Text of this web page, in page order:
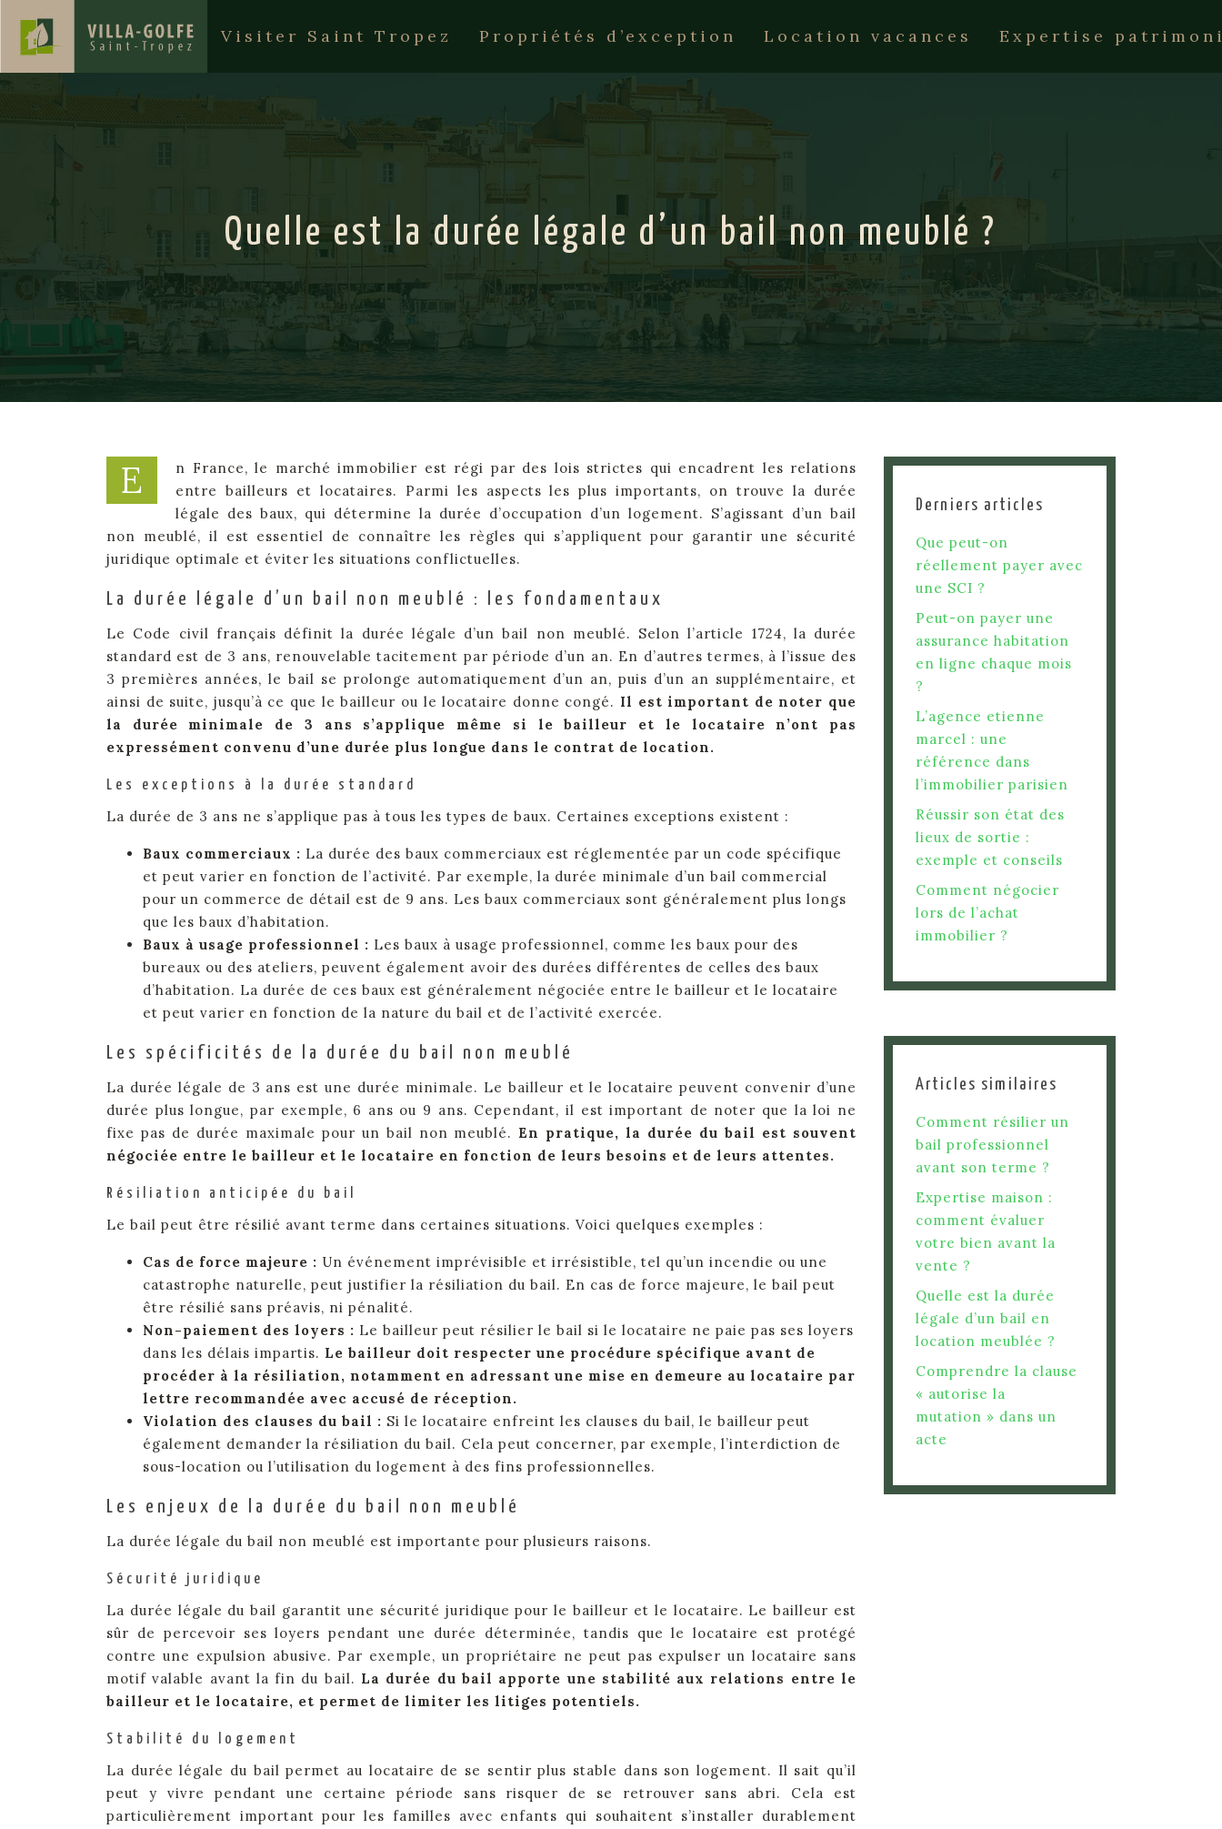
Visiter Saint Tropez Propriétés d’exception Location vacances Expertise
Quelle est la durée légale d’un bail non meublé ?
E
n France, le marché immobilier est régi par des lois strictes qui encadrent les relations
entre bailleurs et locataires. Parmi les aspects les plus importants, on trouve la durée
légale des baux, qui détermine la durée d’occupation d’un logement. S’agissant d’un bail
non meublé, il est essentiel de connaître les règles qui s’appliquent pour garantir une sécurité
juridique optimale et éviter les situations conflictuelles.
La durée légale d’un bail non meublé : les fondamentaux
Le Code civil français définit la durée légale d’un bail non meublé. Selon l’article 1724, la durée
standard est de 3 ans, renouvelable tacitement par période d’un an. En d’autres termes, à l’issue des
3 premières années, le bail se prolonge automatiquement d’un an, puis d’un an supplémentaire, et
ainsi de suite, jusqu’à ce que le bailleur ou le locataire donne congé. Il est important de noter que
la durée minimale de 3 ans s’applique même si le bailleur et le locataire n’ont pas
expressément convenu d’une durée plus longue dans le contrat de location.
Les exceptions à la durée standard
La durée de 3 ans ne s’applique pas à tous les types de baux. Certaines exceptions existent :
Baux commerciaux : La durée des baux commerciaux est réglementée par un code spécifique
et peut varier en fonction de l’activité. Par exemple, la durée minimale d’un bail commercial
pour un commerce de détail est de 9 ans. Les baux commerciaux sont généralement plus longs
que les baux d’habitation.
Baux à usage professionnel : Les baux à usage professionnel, comme les baux pour des
bureaux ou des ateliers, peuvent également avoir des durées différentes de celles des baux
d’habitation. La durée de ces baux est généralement négociée entre le bailleur et le locataire
et peut varier en fonction de la nature du bail et de l’activité exercée.
Les spécificités de la durée du bail non meublé
La durée légale de 3 ans est une durée minimale. Le bailleur et le locataire peuvent convenir d’une
durée plus longue, par exemple, 6 ans ou 9 ans. Cependant, il est important de noter que la loi ne
fixe pas de durée maximale pour un bail non meublé. En pratique, la durée du bail est souvent
négociée entre le bailleur et le locataire en fonction de leurs besoins et de leurs attentes.
Résiliation anticipée du bail
Le bail peut être résilié avant terme dans certaines situations. Voici quelques exemples :
Cas de force majeure : Un événement imprévisible et irrésistible, tel qu’un incendie ou une
catastrophe naturelle, peut justifier la résiliation du bail. En cas de force majeure, le bail peut
être résilié sans préavis, ni pénalité.
Non-paiement des loyers : Le bailleur peut résilier le bail si le locataire ne paie pas ses loyers
dans les délais impartis. Le bailleur doit respecter une procédure spécifique avant de
procéder à la résiliation, notamment en adressant une mise en demeure au locataire par
lettre recommandée avec accusé de réception.
Violation des clauses du bail : Si le locataire enfreint les clauses du bail, le bailleur peut
également demander la résiliation du bail. Cela peut concerner, par exemple, l’interdiction de
sous-location ou l’utilisation du logement à des fins professionnelles.
Les enjeux de la durée du bail non meublé
La durée légale du bail non meublé est importante pour plusieurs raisons.
Sécurité juridique
La durée légale du bail garantit une sécurité juridique pour le bailleur et le locataire. Le bailleur est
sûr de percevoir ses loyers pendant une durée déterminée, tandis que le locataire est protégé
contre une expulsion abusive. Par exemple, un propriétaire ne peut pas expulser un locataire sans
motif valable avant la fin du bail. La durée du bail apporte une stabilité aux relations entre le
bailleur et le locataire, et permet de limiter les litiges potentiels.
Stabilité du logement
La durée légale du bail permet au locataire de se sentir plus stable dans son logement. Il sait qu’il
peut y vivre pendant une certaine période sans risquer de se retrouver sans abri. Cela est
particulièrement important pour les familles avec enfants qui souhaitent s’installer durablement
Derniers articles
Que peut-on
réellement payer avec
une SCI ?
Peut-on payer une
assurance habitation
en ligne chaque mois
?
L’agence etienne
marcel : une
référence dans
l’immobilier parisien
Réussir son état des
lieux de sortie :
exemple et conseils
Comment négocier
lors de l’achat
immobilier ?
Articles similaires
Comment résilier un
bail professionnel
avant son terme ?
Expertise maison :
comment évaluer
votre bien avant la
vente ?
Quelle est la durée
légale d’un bail en
location meublée ?
Comprendre la clause
« autorise la
mutation » dans un
acte